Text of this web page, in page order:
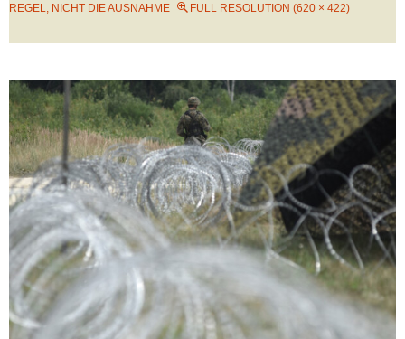
REGEL, NICHT DIE AUSNAHME
FULL RESOLUTION (620 × 422)